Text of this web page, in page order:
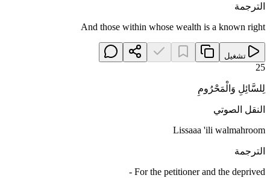
الترجمة
And those within whose wealth is a known right
تشغيل
25
لِلسَّائِلِ وَالْمَحْرُومِ
النقل الصوتي
Lissaaa 'ili walmahroom
الترجمة
For the petitioner and the deprived -